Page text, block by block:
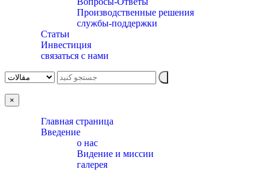
Производственные решения
службы-поддержки
Статьи
Инвестиция
связаться с нами
×
Главная страница
Введение
о нас
Видение и миссии
галерея